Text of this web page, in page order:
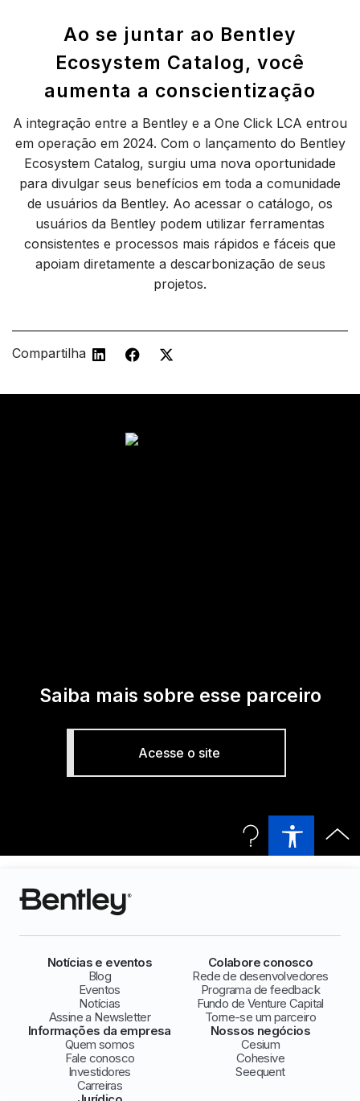
Ao se juntar ao Bentley
Ecosystem Catalog, você
aumenta a conscientização
A integração entre a Bentley e a One Click LCA entrou
em operação em 2024. Com o lançamento do Bentley
Ecosystem Catalog, surgiu uma nova oportunidade
para divulgar seus benefícios em toda a comunidade
de usuários da Bentley. Ao acessar o catálogo, os
usuários da Bentley podem utilizar ferramentas
consistentes e processos mais rápidos e fáceis que
apoiam diretamente a descarbonização de seus
projetos.
Compartilhar
Saiba mais sobre esse parceiro
Acesse o site
Notícias e eventos
Blog
Eventos
Notícias
Assine a Newsletter
Colabore conosco
Rede de desenvolvedores
Programa de feedback
Fundo de Venture Capital
Torne-se um parceiro
Informações da empresa
Quem somos
Fale conosco
Investidores
Carreiras
Nossos negócios
Cesium
Cohesive
Seequent